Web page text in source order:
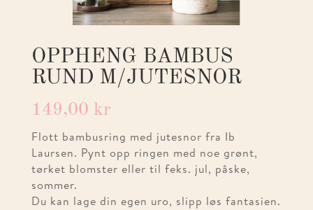
OPPHENG BAMBUS
RUND M/JUTESNOR
149,00 kr
Flott bambusring med jutesnor fra Ib
Laursen. Pynt opp ringen med noe grønt,
tørket blomster eller til feks. jul, påske,
sommer.
Du kan lage din egen uro, slipp løs fantasien.